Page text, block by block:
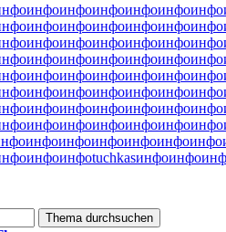
инфоинфоинфоинфоинфоинфо
инфоинфоинфоинфоинфоинфо
инфоинфоинфоинфоинфоинфо
инфоинфоинфоинфоинфоинфо
инфоинфоинфоинфоинфоинфо
инфоинфоинфоинфоинфоинфо
инфоинфоинфоинфоинфоинфо
инфоинфоинфоинфоинфоинфо
инфоинфоинфоинфоинфоинфо
инфоинфоtuchkasинфоинфо